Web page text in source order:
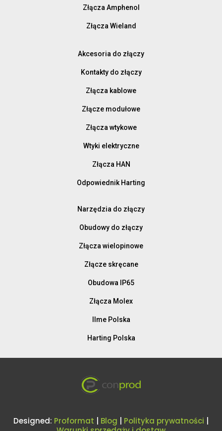
Złącza Amphenol
Złącza Wieland
Akcesoria do złączy
Kontakty do złączy
Złącza kablowe
Złącze modułowe
Złącza wtykowe
Wtyki elektryczne
Złącza HAN
Odpowiednik Harting
Narzędzia do złączy
Obudowy do złączy
Złącza wielopinowe
Złącze skręcane
Obudowa IP65
Złącza Molex
Ilme Polska
Harting Polska
Designed: Proformat Blog Polityka prywatności